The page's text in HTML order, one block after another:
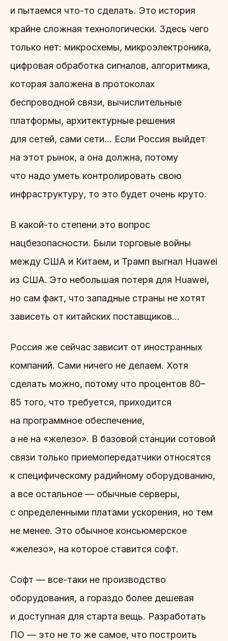
и пытаемся что-то сделать. Это история
крайне сложная технологически. Здесь чего
только нет: микросхемы, микроэлектроника,
цифровая обработка сигналов, алгоритмика,
которая заложена в протоколах
беспроводной связи, вычислительные
платформы, архитектурные решения
для сетей, сами сети… Если Россия выйдет
на этот рынок, а она должна, потому
что надо уметь контролировать свою
инфраструктуру, то это будет очень круто.
В какой-то степени это вопрос
нацбезопасности. Были торговые войны
между США и Китаем, и Трамп выгнал Huawei
из США. Это небольшая потеря для Huawei,
но сам факт, что западные страны не хотят
зависеть от китайских поставщиков…
Россия же сейчас зависит от иностранных
компаний. Сами ничего не делаем. Хотя
сделать можно, потому что процентов 80–
85 того, что требуется, приходится
на программное обеспечение,
а не на «железо». В базовой станции сотовой
связи только приемопередатчики относятся
к специфическому радийному оборудованию,
а все остальное — обычные серверы,
с определенными платами ускорения, но тем
не менее. Это обычное консьюмерское
«железо», на которое ставится софт.
Софт — все-таки не производство
оборудования, а гораздо более дешевая
и доступная для старта вещь. Разработать
ПО — это не то же самое, что построить